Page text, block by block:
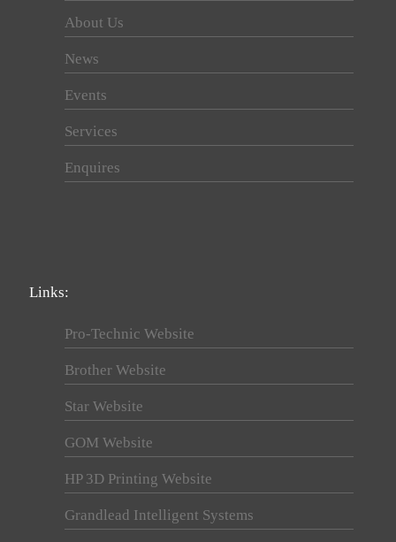
About Us
News
Events
Services
Enquires
Links:
Pro-Technic Website
Brother Website
Star Website
GOM Website
HP 3D Printing Website
Grandlead Intelligent Systems